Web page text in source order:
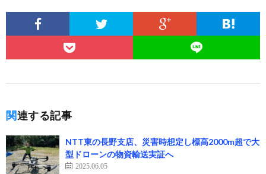
関連する記事
NTT東の長野支店、災害時想定し標高2000m超で大
型ドローンの物資輸送実証へ
2025.06.05